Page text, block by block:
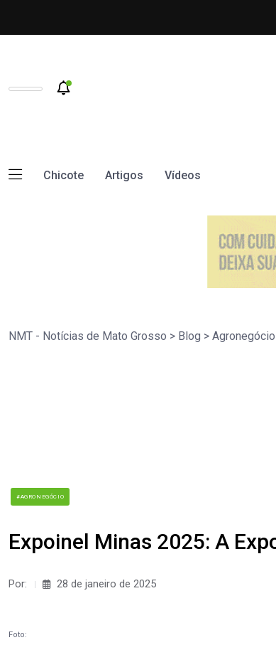
Chicote Artigos Vídeos
NMT - Notícias de Mato Grosso > Blog > Agronegócio
#AGRONEGÓCIO
Expoinel Minas 2025: A
Por: 28 de janeiro de 2025
Foto: